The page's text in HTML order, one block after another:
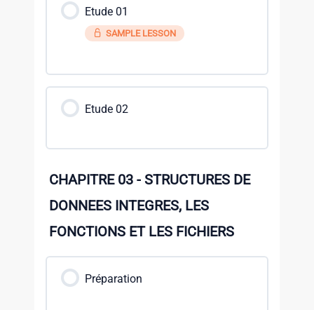
Etude 01
SAMPLE LESSON
Etude 02
CHAPITRE 03 - STRUCTURES DE
DONNEES INTEGRES, LES
FONCTIONS ET LES FICHIERS
Préparation